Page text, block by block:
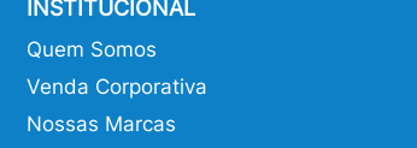
INSTITUCIONAL
Quem Somos
Venda Corporativa
Nossas Marcas